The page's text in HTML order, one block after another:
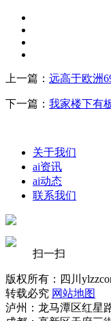
上一篇： 远高于欧洲
下一篇： 我家楼下有
关于我们
ai资讯
ai动态
联系我们
扫一扫
版权所有：四川
转载必究 网站地图
泸州：龙马潭区红星